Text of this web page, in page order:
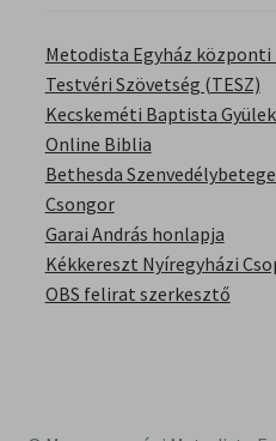
Kérdések és válaszok
Kitekintés
Könyvtár
Család-Házasság
Metodista Egyház központi
Testvéri Szövetség (TESZ)
Kecskeméti Baptista
Online Biblia
Bethesda
Csongor
Garai András honlapja
Kékkereszt Nyíregyházi
OBS felirat szerkesztő